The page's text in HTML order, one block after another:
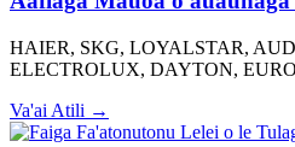
HAIER, SKG, LOYALSTAR,
ELECTROLUX, DAYTON,
Va'ai Atili →